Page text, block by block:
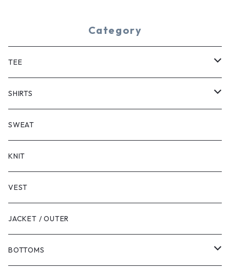
Category
TEE
SHORT SLEEVE
LONG SLEEVE
SHIRTS
SHORT SLEEVE
LONG SLEEVE
SWEAT
KNIT
VEST
JACKET / OUTER
BOTTOMS